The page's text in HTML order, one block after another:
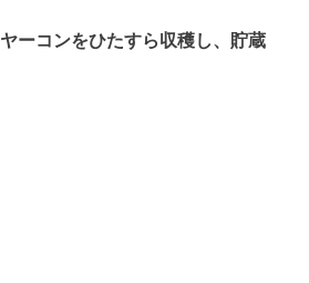
ヤーコンをひたすら収穫し、貯蔵